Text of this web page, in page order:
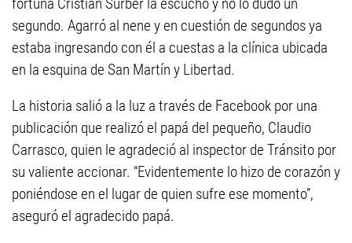
segundo. Agarró al nene y en cuestión de segundos ya
estaba ingresando con él a cuestas a la clínica ubicada
en la esquina de San Martín y Libertad.
La historia salió a la luz a través de Facebook por una
publicación que realizó el papá del pequeño, Claudio
Carrasco, quien le agradeció al inspector de Tránsito por
su valiente accionar. “Evidentemente lo hizo de corazón y
poniéndose en el lugar de quien sufre ese momento”,
aseguró el agradecido papá.